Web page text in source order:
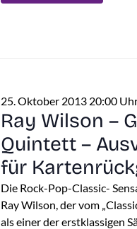
25. Oktober 2013 20:00
Ray Wilson –
Quintett –
für
Die Rock-Pop-Classic-
Ray Wilson, der vom
als einer der erstklassigen